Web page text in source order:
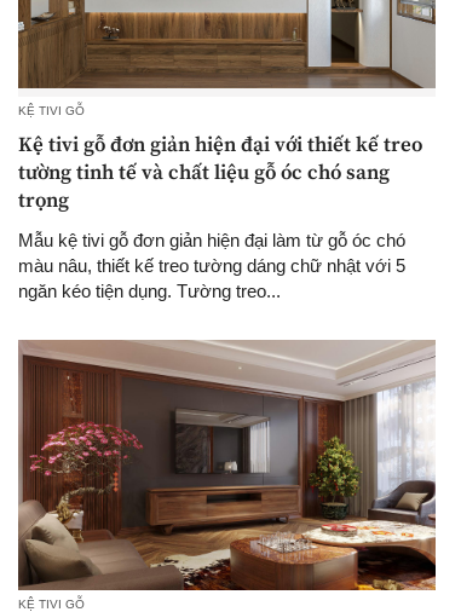
KỆ TIVI GỖ
Kệ tivi gỗ đơn giản hiện đại với thiết kế treo
tường tinh tế và chất liệu gỗ óc chó sang
trọng
Mẫu kệ tivi gỗ đơn giản hiện đại làm từ gỗ óc chó
màu nâu, thiết kế treo tường dáng chữ nhật với 5
ngăn kéo tiện dụng. Tường treo...
KỆ TIVI GỖ